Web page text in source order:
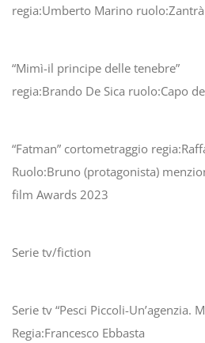
regia:Umberto Marino ruolo:Zantrà
“Mimì-il principe delle tenebre”
regia:Brando De Sica ruolo:Capo
“Fatman” cortometraggio
Ruolo:Bruno (protagonista)
film Awards 2023
Serie tv/fiction
Serie tv “Pesci Piccoli-Un’agenzia.
Regia:Francesco Ebbasta